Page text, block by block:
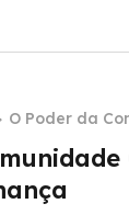
O Poder da
AOs e